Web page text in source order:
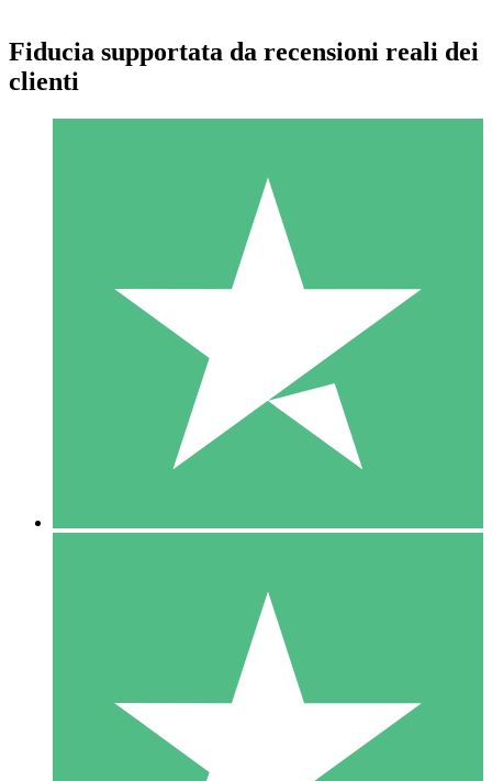
Pacchetti di Crediti Individuali
Paga a consumo con crediti di download. Nessun impegno
1 Download
10
US$1500
10 Download
20
Fiducia supportata da recensioni reali dei
clienti